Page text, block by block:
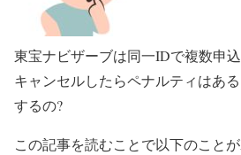
東宝ナビザーブは同一IDで複数申
キャンセルしたらペナルティはあ
するの?
この記事を読むことで以下のこと